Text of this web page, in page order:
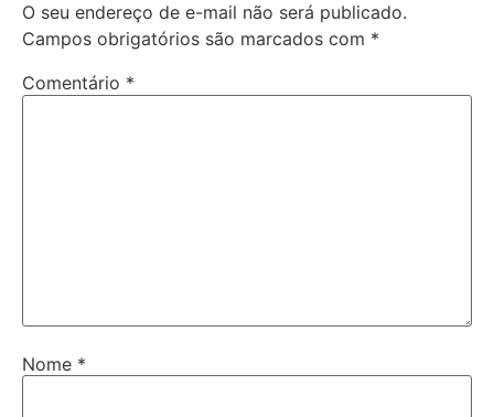
O seu endereço de e-mail não será publicado.
Campos obrigatórios são marcados com *
Comentário *
Nome *